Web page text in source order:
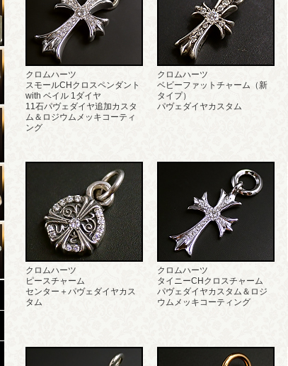
クロムハーツ
スモールCHクロスペンダント
with ベイル 1ダイヤ
11石パヴェダイヤ追加カスタ
ム＆ロジウムメッキコーティ
ング
クロムハーツ
ベビーファットチャーム（新
タイプ）
パヴェダイヤカスタム
クロムハーツ
ピースチャーム
センター＋パヴェダイヤカス
タム
クロムハーツ
タイニーCHクロスチャーム
パヴェダイヤカスタム＆ロジ
ウムメッキコーティング